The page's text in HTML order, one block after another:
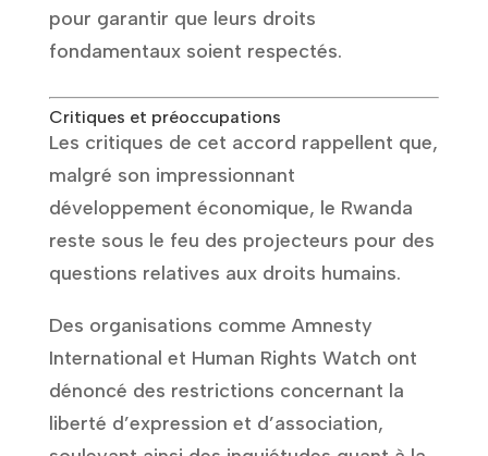
pour garantir que leurs droits
fondamentaux soient respectés.
Critiques et préoccupations
Les critiques de cet accord rappellent que,
malgré son impressionnant
développement économique, le Rwanda
reste sous le feu des projecteurs pour des
questions relatives aux droits humains.
Des organisations comme Amnesty
International et Human Rights Watch ont
dénoncé des restrictions concernant la
liberté d’expression et d’association,